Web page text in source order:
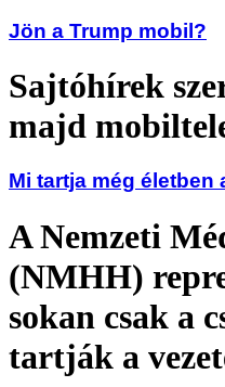
Jön a Trump mobil?
Sajtóhírek
majd
Mi tartja még
A Nemzeti
(NMHH)
sokan csak a
tartják a